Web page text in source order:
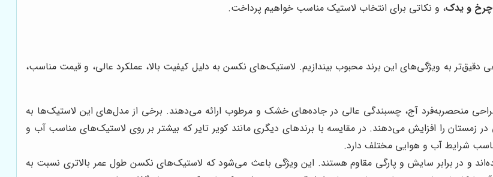
چرخ و یدک، و نکاتی برای انتخاب لاستیک مناسب خواهیم پرداخت.
دقیق‌تر به ویژگی‌های این برند محبوب بیندازیم. لاستیک‌های نکسن به دلیل کیفیت بالا، عملکرد عالی، و قیمت مناسب،
منحصربه‌فرد آج، چسبندگی عالی در جاده‌های خشک و مرطوب ارائه می‌دهند. برخی از مدل‌های این لاستیک‌ها به
را افزایش می‌دهند. در مقایسه با برندهای دیگری مانند کویر تایر که بیشتر بر روی لاستیک‌های مناسب آب و
شرایط آب و هوایی مختلف دارد.
و در برابر سایش و پارگی مقاوم هستند. این ویژگی باعث می‌شود که لاستیک‌های نکسن طول عمر بالاتری نسبت به